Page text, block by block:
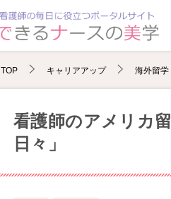
TOP キャリアアップ 海外留学
看護師のアメリカ
日々」